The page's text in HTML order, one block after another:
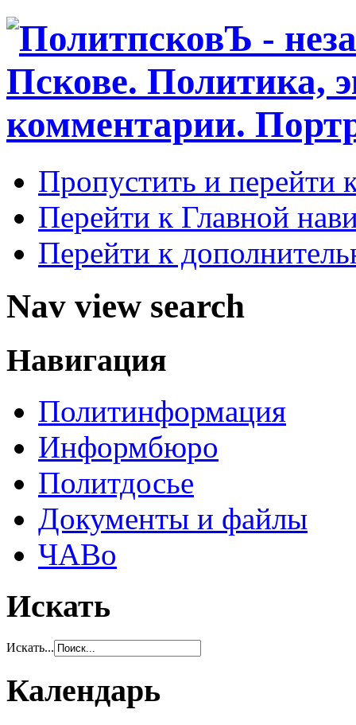
Пропустить и перейти
Перейти к Главной
Перейти к
Nav view search
Навигация
Политинформация
Информбюро
Политдосье
Документы и файлы
ЧАВо
Искать
Искать...
Календарь